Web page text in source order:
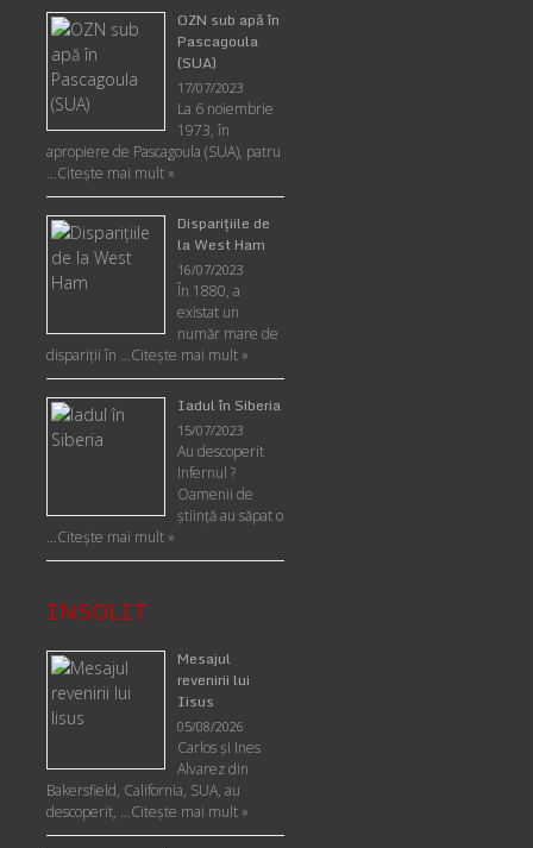
OZN sub apă în
Pascagoula
(SUA)
17/07/2023
La 6 noiembrie
1973, în
apropiere de Pascagoula (SUA), patru
…Citește mai mult »
Disparițiile de
la West Ham
16/07/2023
În 1880, a
existat un
număr mare de
dispariții în …Citește mai mult »
Iadul în Siberia
15/07/2023
Au descoperit
Infernul ?
Oamenii de
ştiinţă au săpat o
…Citește mai mult »
INSOLIT
Mesajul
revenirii lui
Iisus
05/08/2026
Carlos şi Ines
Alvarez din
Bakersfield, California, SUA, au
descoperit, …Citeşte mai mult »